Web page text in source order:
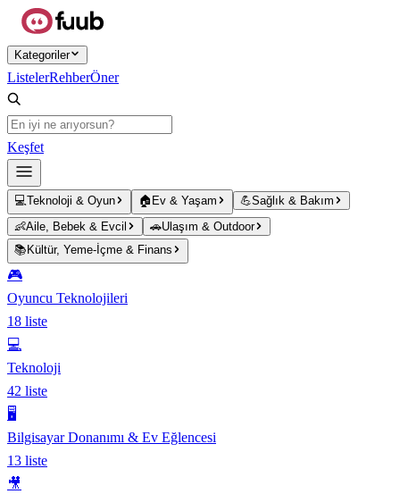
Ana içeriğe atla
Kategoriler
ListelerRehberÖner
Keşfet
💻Teknoloji & Oyun 🏠 Ev & Yaşam 💪Sağlık & Bakım
👶Aile, Bebek & Evcil 🚗Ulaşım & Outdoor
📚 Kültür, Yeme-İçme & Finans
🎮
Oyuncu Teknolojileri
18 liste
💻
Teknoloji
42 liste
🖥️
Bilgisayar Donanımı & Ev Eğlencesi
13 liste
🎥